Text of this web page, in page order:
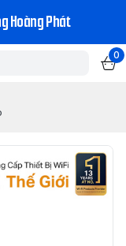
Hoàng Phát
0